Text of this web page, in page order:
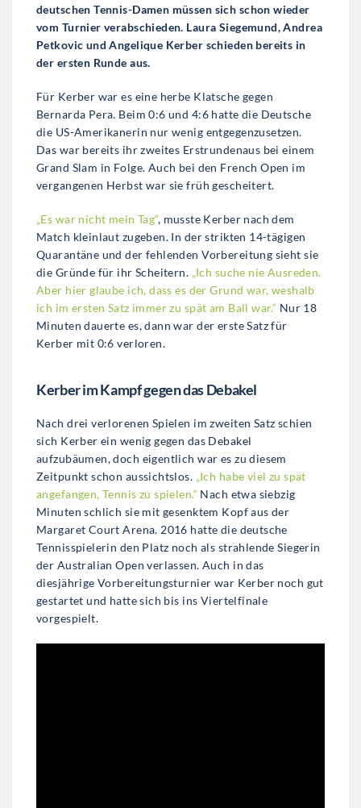
deutschen Tennis-Damen müssen sich schon wieder
vom Turnier verabschieden. Laura Siegemund, Andrea
Petkovic und Angelique Kerber schieden bereits in
der ersten Runde aus.
Für Kerber war es eine herbe Klatsche gegen
Bernarda Pera. Beim 0:6 und 4:6 hatte die Deutsche
die US-Amerikanerin nur wenig entgegenzusetzen.
Das war bereits ihr zweites Erstrundenaus bei einem
Grand Slam in Folge. Auch bei den French Open im
vergangenen Herbst war sie früh gescheitert.
„Es war nicht mein Tag“, musste Kerber nach dem
Match kleinlaut zugeben. In der strikten 14-tägigen
Quarantäne und der fehlenden Vorbereitung sieht sie
die Gründe für ihr Scheitern. „Ich suche nie Ausreden.
Aber hier glaube ich, dass es der Grund war, weshalb
ich im ersten Satz immer zu spät am Ball war.“ Nur 18
Minuten dauerte es, dann war der erste Satz für
Kerber mit 0:6 verloren.
Kerber im Kampf gegen das Debakel
Nach drei verlorenen Spielen im zweiten Satz schien
sich Kerber ein wenig gegen das Debakel
aufzubäumen, doch eigentlich war es zu diesem
Zeitpunkt schon aussichtslos. „Ich habe viel zu spät
angefangen, Tennis zu spielen.“ Nach etwa siebzig
Minuten schlich sie mit gesenktem Kopf aus der
Margaret Court Arena. 2016 hatte die deutsche
Tennisspielerin den Platz noch als strahlende Siegerin
der Australian Open verlassen. Auch in das
diesjährige Vorbereitungsturnier war Kerber noch gut
gestartet und hatte sich bis ins Viertelfinale
vorgespielt.